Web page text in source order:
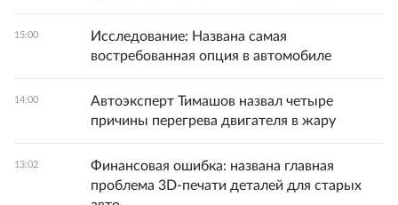
15:00
Исследование: Названа самая
востребованная опция в автомобиле
14:00
Автоэксперт Тимашов назвал четыре
причины перегрева двигателя в жару
13:02
Финансовая ошибка: названа главная
проблема 3D-печати деталей для старых